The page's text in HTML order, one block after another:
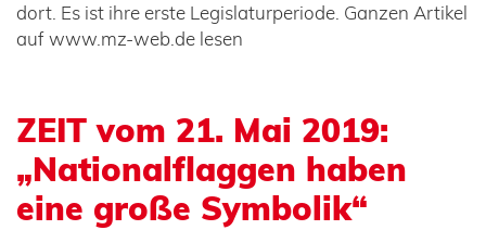
dort. Es ist ihre erste Legislaturperiode. Ganzen Artikel
auf www.mz-web.de lesen
ZEIT vom 21. Mai 2019:
„Nationalflaggen haben
eine große Symbolik“